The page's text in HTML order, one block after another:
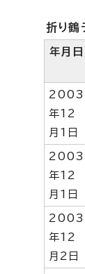
折り鶴
年月日
2003
年12
月1日
2003
年12
月1日
2003
年12
月2日